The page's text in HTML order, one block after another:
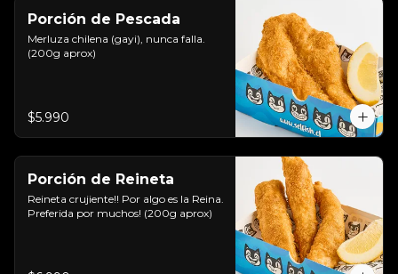
Porción de Pescada
Merluza chilena (gayi), nunca falla.
(200g aprox)
$5.990
Porción de Reineta
Reineta crujiente!! Por algo es la Reina.
Preferida por muchos! (200g aprox)